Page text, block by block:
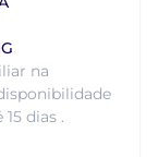
na
dias .